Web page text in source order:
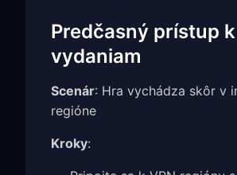
Predčasný prístup
vydaniam
Scenár: Hra vychádza skôr v
regióne
Kroky: